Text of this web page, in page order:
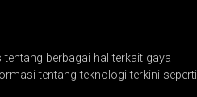
berbagai hal terkait gaya
tentang teknologi terkini seperti